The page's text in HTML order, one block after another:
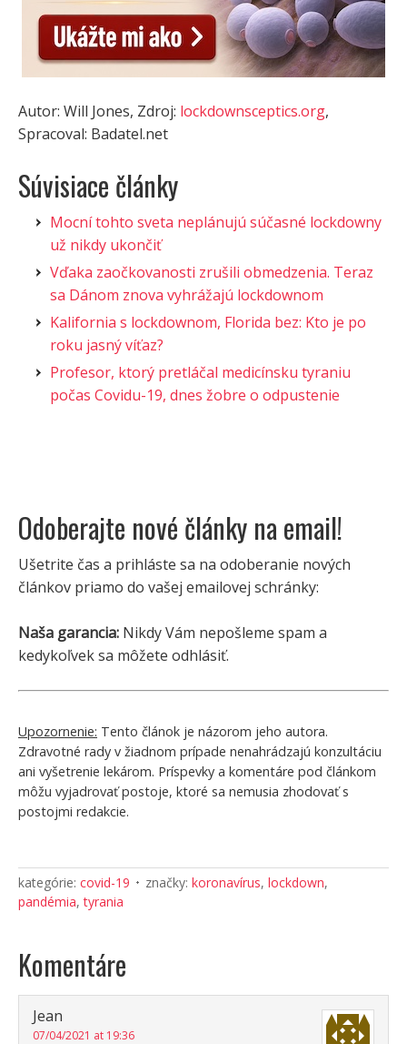
Autor: Will Jones, Zdroj: lockdownsceptics.org,
Spracoval: Badatel.net
Súvisiace články
Mocní tohto sveta neplánujú súčasné lockdowny
už nikdy ukončiť
Vďaka zaočkovanosti zrušili obmedzenia. Teraz
sa Dánom znova vyhrážajú lockdownom
Kalifornia s lockdownom, Florida bez: Kto je po
roku jasný víťaz?
Profesor, ktorý pretláčal medicínsku tyraniu
počas Covidu-19, dnes žobre o odpustenie
Odoberajte nové články na email!
Ušetrite čas a prihláste sa na odoberanie nových
článkov priamo do vašej emailovej schránky:
Naša garancia: Nikdy Vám nepošleme spam a
kedykoľvek sa môžete odhlásiť.
Upozornenie: Tento článok je názorom jeho autora.
Zdravotné rady v žiadnom prípade nenahrádzajú konzultáciu
ani vyšetrenie lekárom. Príspevky a komentáre pod článkom
môžu vyjadrovať postoje, ktoré sa nemusia zhodovať s
postojmi redakcie.
kategórie: covid-19 značky: koronavírus, lockdown,
pandémia,tyrania
Komentáre
Jean
07/04/2021 at 19:36